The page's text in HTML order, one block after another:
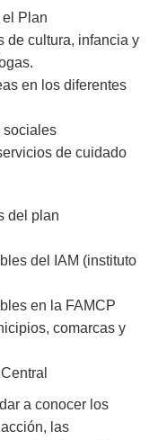
Plan
de cultura, infancia y
en los diferentes
sociales
de cuidado
del plan
del IAM (instituto
en la FAMCP
comarcas y
a conocer los
las